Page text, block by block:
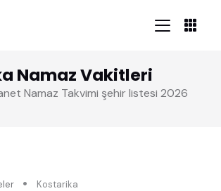
Namaz Vakitleri
Namaz Takvimi şehir listesi 2026
Kostarika